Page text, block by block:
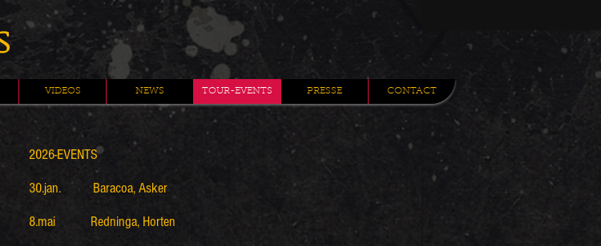
VIDEOS NEWS TOUR-EVENTS PRESSE CONTACT
2026-EVENTS
30.jan. Baracoa, Asker
8.mai Redninga, Horten